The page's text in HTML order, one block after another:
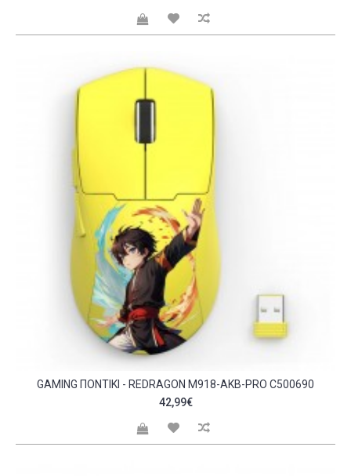
GAMING ΠΟΝΤΊΚΙ - REDRAGON M918-AKB-PRO C500690
42,99€